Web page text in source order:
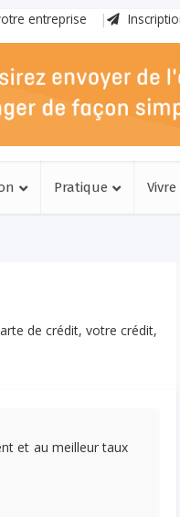
entreprise
Pratique Vivre
de crédit, votre crédit,
et au meilleur taux